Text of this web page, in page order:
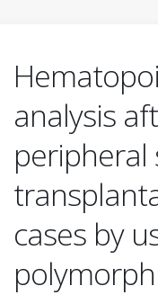
analysis
peripheral
cases by